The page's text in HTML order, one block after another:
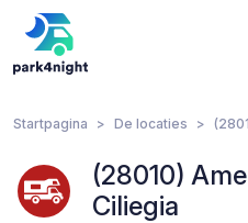
Startpagina De locaties
(28010)
Ciliegia